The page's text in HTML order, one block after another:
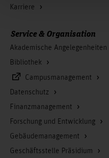
Karriere
Service & Organisation
Akademische Angelegenheiten
Bibliothek
Campusmanagement
Datenschutz
Finanzmanagement
Forschung und Entwicklung
Gebäudemanagement
Geschäftsstelle Präsidium